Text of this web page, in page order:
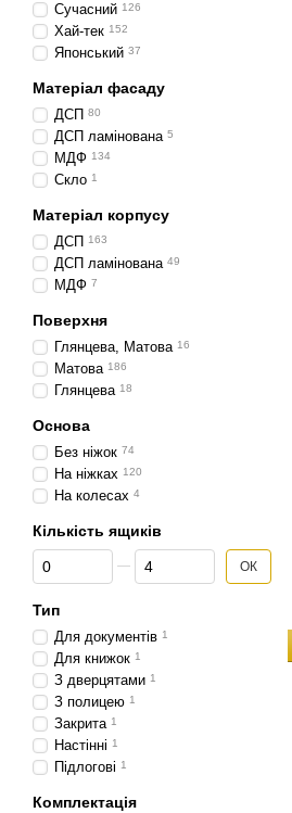
Сучасний 126
Хай-тек 152
Японський 37
Матеріал фасаду
ДСП 80
ДСП ламінована 5
МДФ 134
Скло 1
Матеріал корпусу
ДСП 163
ДСП ламінована 49
МДФ 7
Поверхня
Глянцева, Матова 16
Матова 186
Глянцева 18
Основа
Без ніжок 74
На ніжках 120
На колесах 4
Кількість ящиків
Від Кількість ящиків
До Кількість ящиків ОК
Тип
Для документів 1
Для книжок 1
З дверцятами 1
З полицею 1
Закрита 1
Настінні 1
Підлогові 1
Комплектація